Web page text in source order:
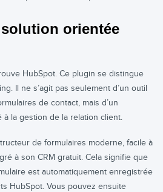
orientée
HubSpot. Ce plugin se distingue
Il ne s’agit pas seulement d’un outil
de contact, mais d’un
la gestion de la relation client.
de formulaires moderne, facile à
à son CRM gratuit. Cela signifie que
est automatiquement enregistrée
HubSpot. Vous pouvez ensuite